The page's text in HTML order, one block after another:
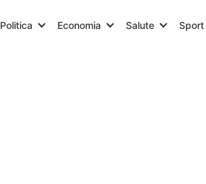
Politica Economia Salute Sport